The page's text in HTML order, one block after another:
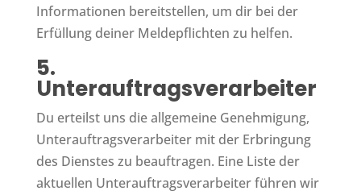
Informationen bereitstellen, um dir bei der
Erfüllung deiner Meldepflichten zu helfen.
5.
Unterauftragsverarbeiter
Du erteilst uns die allgemeine Genehmigung,
Unterauftragsverarbeiter mit der Erbringung
des Dienstes zu beauftragen. Eine Liste der
aktuellen Unterauftragsverarbeiter führen wir